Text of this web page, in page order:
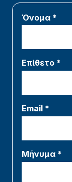
Όνομα *
Επίθετο *
Email *
Μήνυμα *